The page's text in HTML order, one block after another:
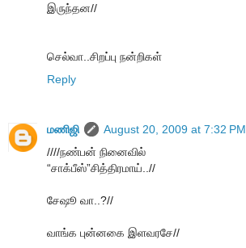
இருந்தன//
செல்வா..சிறப்பு நன்றிகள்
Reply
மணிஜி
August 20, 2009 at 7:32 PM
////நண்பன் நினைவில்
“சாக்பீஸ்”சித்திரமாய்..//
சேஷூ வா..?//
வாங்க புன்னகை இளவரசே//